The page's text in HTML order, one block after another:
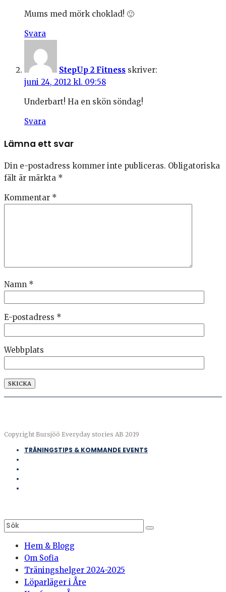
Mums med mörk choklad! 🙂
Svara
StepUp 2 Fitness skriver:
juni 24, 2012 kl. 09:58
Underbart! Ha en skön söndag!
Svara
Lämna ett svar
Din e-postadress kommer inte publiceras. Obligatoriska
fält är märkta *
Kommentar *
Namn *
E-postadress *
Webbplats
Copyright Bursjöö Everyday stories AB 2019
TRÄNINGSTIPS & KOMMANDE EVENTS
Hem & Blogg
Om Sofia
Träningshelger 2024-2025
Löparläger i Åre